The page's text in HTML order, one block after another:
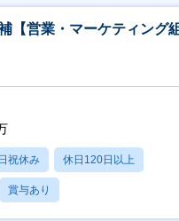
【営業・マーケティング
祝休み 休日120日以上
賞与あり